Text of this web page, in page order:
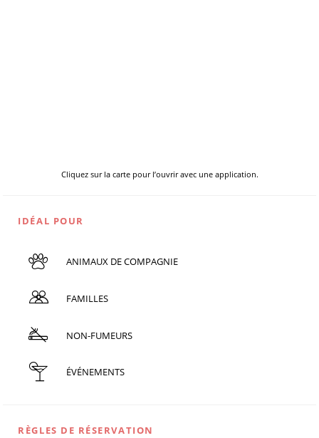
Cliquez sur la carte pour l’ouvrir avec une application.
IDÉAL POUR
ANIMAUX DE COMPAGNIE
FAMILLES
NON-FUMEURS
ÉVÉNEMENTS
RÈGLES DE RÉSERVATION